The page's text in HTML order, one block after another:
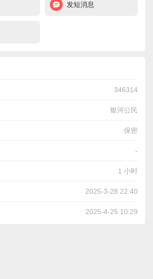
发短消息
346314
银河公民
保密
-
1 小时
2025-3-28 22:40
2025-4-25 10:29